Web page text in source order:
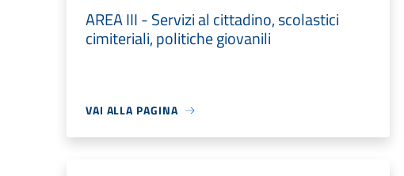
AREA III - Servizi al cittadino, scolastici
cimiteriali, politiche giovanili
VAI ALLA PAGINA